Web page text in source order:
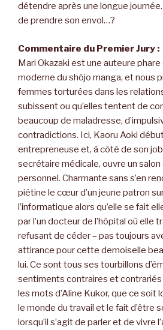
détendre après une longue journée.
de prendre son envol…?
Commentaire du Premier Jury :
Mari Okazaki est une auteure
moderne du shôjo manga, et nous
femmes torturées dans les
subissent ou qu’elles tentent de
beaucoup de maladresse,
contradictions. Ici, Kaoru Aoki
entrepreneuse et, à côté de son
secrétaire médicale, ouvre un salon
personnel. Charmante sans s’en
piétine le cœur d’un jeune patron
l’informatique alors qu’elle se fait
par l’un docteur de l’hôpital où elle
refusant de céder – pas toujours
attirance pour cette demoiselle
lui. Ce sont tous ses tourbillons
sentiments contraires et
les mots d’Aline Kukor, que ce soit
le monde du travail et le fait d’être
lorsqu’il s’agit de parler et de vivre